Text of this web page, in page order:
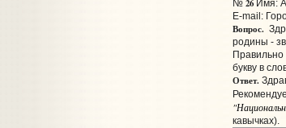
№ 26Имя:
E-mail:
Вопрос.
родины -
букву в
Ответ.
кавычках).